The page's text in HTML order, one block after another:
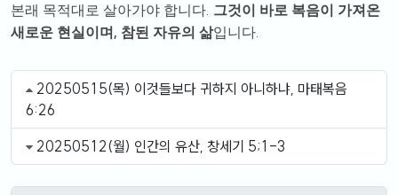
본래 목적대로 살아가야 합니다. 그것이 바로 복음이 가져온
새로운 현실이며 , 참된 자유의 삶입니다.
20250515(목) 이것들보다 귀하지 아니하냐, 마태복음
6:26
20250512(월) 인간의 유산, 창세기 5;1-3